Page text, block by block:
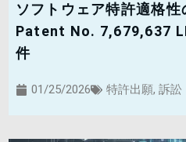
ソフトウェア特許適格
Patent No. 7,679,637
件
01/25/2026 特許出願, 訴訟